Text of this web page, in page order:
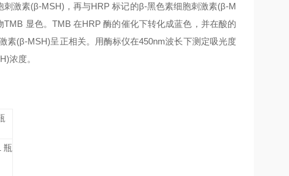
激素(β-MSH)，再与HRP 标记的β-黑色素细胞刺激素(β-M
显色。TMB 在HRP 酶的催化下转化成蓝色，并在酸的
素(β-MSH)呈正相关。用酶标仪在450nm波长下测定吸光度
浓度。
瓶